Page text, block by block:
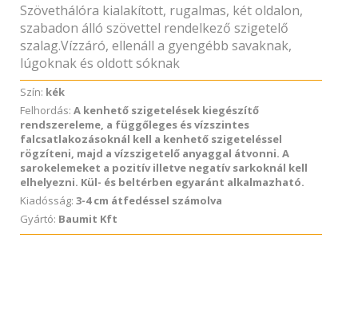
Szövethálóra kialakított, rugalmas, két oldalon,
szabadon álló szövettel rendelkező szigetelő
szalag.Vízzáró, ellenáll a gyengébb savaknak,
lúgoknak és oldott sóknak
Szín: kék
Felhordás: A kenhető szigetelések kiegészítő
rendszereleme, a függőleges és vízszintes
falcsatlakozásoknál kell a kenhető szigeteléssel
rögzíteni, majd a vízszigetelő anyaggal átvonni. A
sarokelemeket a pozitív illetve negatív sarkoknál kell
elhelyezni. Kül- és beltérben egyaránt alkalmazható.
Kiadósság: 3-4 cm átfedéssel számolva
Gyártó: Baumit Kft